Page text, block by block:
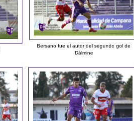
Bersano fue el autor del segundo gol de
Dálmine